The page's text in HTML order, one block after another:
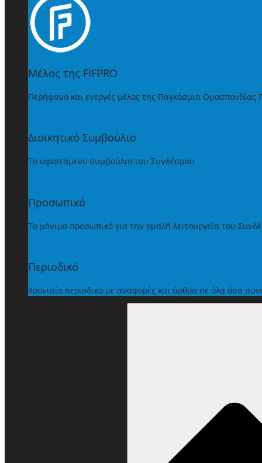
Μέλος της FIFPRO
Περήφανο και ενεργές μέλος της Παγκόσμια Ομοσπονδίας
Διοικητικό Συμβούλιο
Το υφιστάμενο συμβούλιο του Συνδέσμου
Προσωπικό
Το μόνιμο προσωπικό για την ομαλή λειτουργεία του
Περιοδικό
Χρονιαίο περιοδικό με αναφορές και άρθρα σε όλα όσα